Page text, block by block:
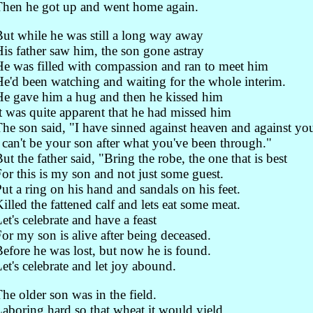
he got up and went home again.
while he was still a long way away
father saw him, the son gone astray
was filled with compassion and ran to meet him
been watching and waiting for the whole interim.
gave him a hug and then he kissed him
was quite apparent that he had missed him
son said, "I have sinned against heaven and against
be your son after what you've been through."
the father said, "Bring the robe, the one that is best
this is my son and not just some guest.
a ring on his hand and sandals on his feet.
the fattened calf and lets eat some meat.
celebrate and have a feast
my son is alive after being deceased.
he was lost, but now he is found.
celebrate and let joy abound.
older son was in the field.
hard so that wheat it would yield